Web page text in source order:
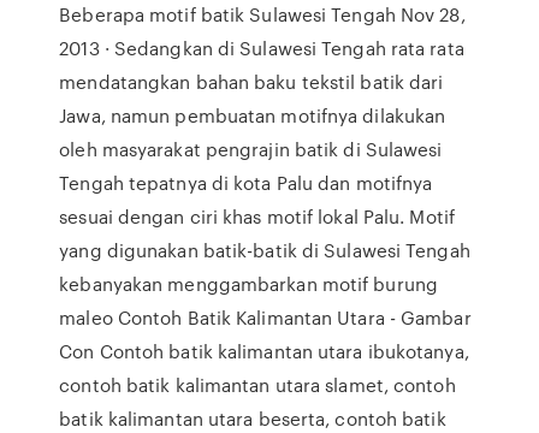
Beberapa motif batik Sulawesi Tengah Nov 28,
2013 · Sedangkan di Sulawesi Tengah rata rata
mendatangkan bahan baku tekstil batik dari
Jawa, namun pembuatan motifnya dilakukan
oleh masyarakat pengrajin batik di Sulawesi
Tengah tepatnya di kota Palu dan motifnya
sesuai dengan ciri khas motif lokal Palu. Motif
yang digunakan batik-batik di Sulawesi Tengah
kebanyakan menggambarkan motif burung
maleo Contoh Batik Kalimantan Utara - Gambar
Con Contoh batik kalimantan utara ibukotanya,
contoh batik kalimantan utara slamet, contoh
batik kalimantan utara beserta, contoh batik